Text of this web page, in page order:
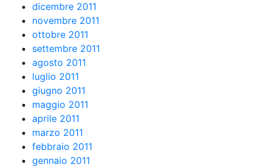
dicembre 2011
novembre 2011
ottobre 2011
settembre 2011
agosto 2011
luglio 2011
giugno 2011
maggio 2011
aprile 2011
marzo 2011
febbraio 2011
gennaio 2011